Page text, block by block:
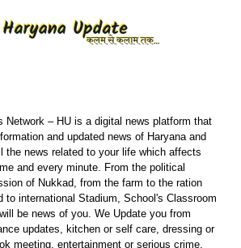
Network – HU is a digital news platform that
and updated news of Haryana and
the news related to your life which affects
and every minute. From the political
of Nukkad, from the farm to the ration
to international Stadium, School's Classroom
be news of you. We Update you from
updates, kitchen or self care, dressing or
meeting, entertainment or serious crime,